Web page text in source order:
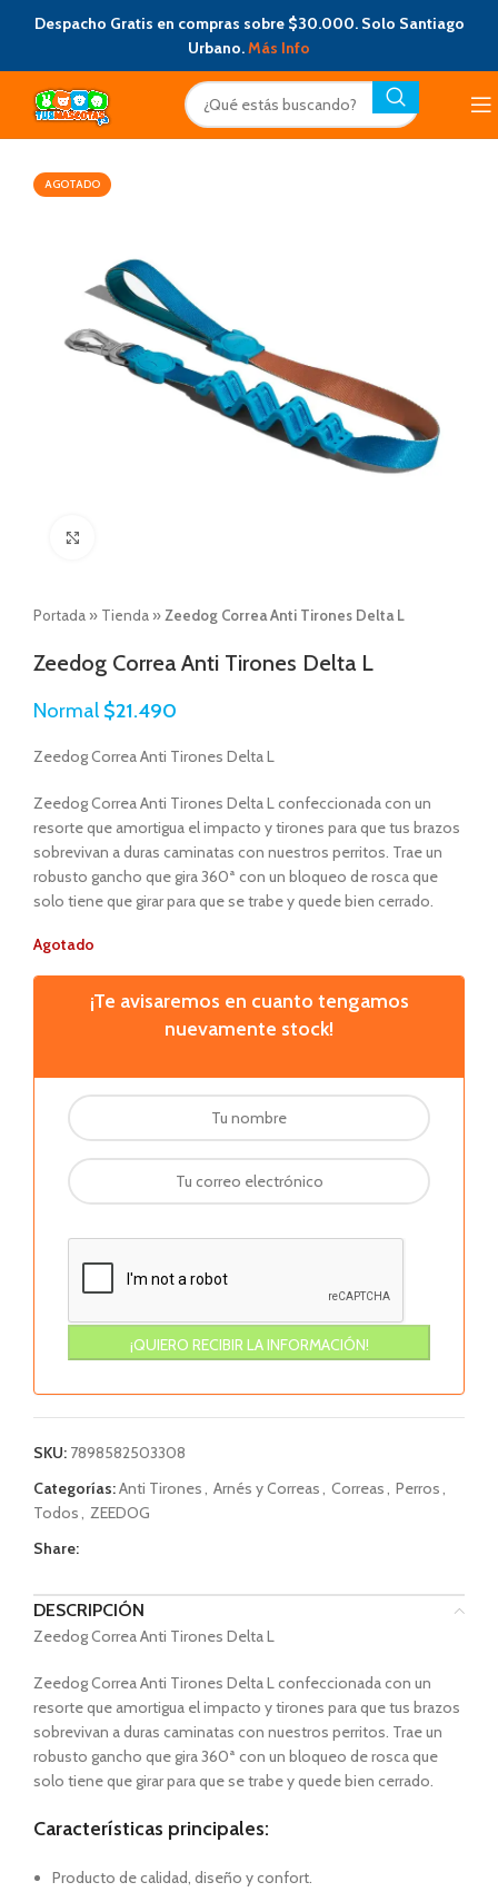
Despacho Gratis en compras sobre $30.000. Solo Santiago
Urbano.Más Info
AGOTADO
Portada » Tienda » Zeedog Correa Anti Tirones Delta L
Zeedog Correa Anti Tirones Delta L
Normal $21.490
Zeedog Correa Anti Tirones Delta L
Zeedog Correa Anti Tirones Delta L confeccionada con un
resorte que amortigua el impacto y tirones para que tus brazos
sobrevivan a duras caminatas con nuestros perritos. Trae un
robusto gancho que gira 360ª con un bloqueo de rosca que
solo tiene que girar para que se trabe y quede bien cerrado.
Agotado
¡Te avisaremos en cuanto tengamos
nuevamente stock!
SKU: 7898582503308
Categorías:Anti Tirones, Arnés y Correas, Correas, Perros,
Todos, ZEEDOG
Share:
DESCRIPCIÓN
Zeedog Correa Anti Tirones Delta L
Zeedog Correa Anti Tirones Delta L confeccionada con un
resorte que amortigua el impacto y tirones para que tus brazos
sobrevivan a duras caminatas con nuestros perritos. Trae un
robusto gancho que gira 360ª con un bloqueo de rosca que
solo tiene que girar para que se trabe y quede bien cerrado.
Características principales:
Producto de calidad, diseño y confort.